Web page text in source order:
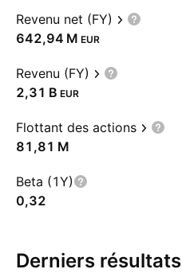
Revenu net (FY)
‪642,94 M‬ EUR
Revenu (FY)
‪2,31 B‬ EUR
Flottant des actions
‪81,81 M‬
Beta (1Y)
0,32
Derniers résultats